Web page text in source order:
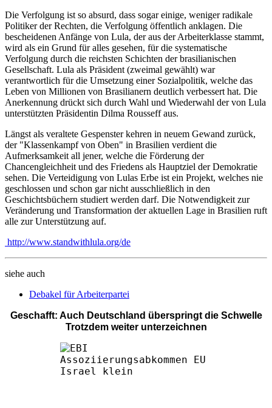
Die Verfolgung ist so absurd, dass sogar einige, weniger radikale
Politiker der Rechten, die Verfolgung öffentlich anklagen. Die
bescheidenen Anfänge von Lula, der aus der Arbeiterklasse stammt,
wird als ein Grund für alles gesehen, für die systematische
Verfolgung durch die reichsten Schichten der brasilianischen
Gesellschaft. Lula als Präsident (zweimal gewählt) war
verantwortlich für die Umsetzung einer Sozialpolitik, welche das
Leben von Millionen von Brasilianern deutlich verbessert hat. Die
Anerkennung drückt sich durch Wahl und Wiederwahl der von Lula
unterstützten Präsidentin Dilma Rousseff aus.
Längst als veraltete Gespenster kehren in neuem Gewand zurück,
der "Klassenkampf von Oben" in Brasilien verdient die
Aufmerksamkeit all jener, welche die Förderung der
Chancengleichheit und des Friedens als Hauptziel der Demokratie
sehen. Die Verteidigung von Lulas Erbe ist ein Projekt, welches nie
geschlossen und schon gar nicht ausschließlich in den
Geschichtsbüchern studiert werden darf. Die Notwendigkeit zur
Veränderung und Transformation der aktuellen Lage in Brasilien ruft
alle zur Unterstützung auf.
http://www.standwithlula.org/de
siehe auch
Debakel für Arbeiterpartei
Geschafft: Auch Deutschland überspringt die Schwelle
Trotzdem weiter unterzeichnen